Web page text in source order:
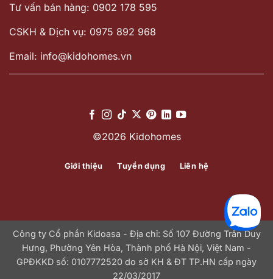
Tư vấn bán hàng: 0902 178 595
CSKH & Dịch vụ: 0975 892 968
Email: info@kidohomes.vn
©2026 Kidohomes
Giới thiệu Tuyển dụng Liên hệ
Công ty Cổ phần Kidoasa - Địa chỉ: Số 107 Đường Trần Duy
Hưng, Phường Yên Hòa, Thành phố Hà Nội, Việt Nam -
GPĐKKD số: 0107772520 do sở KH & ĐT TP.HN cấp ngày
22/03/2017